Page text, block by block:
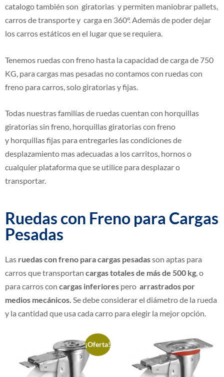
catalogo también son giratorias y permiten maniobrar pallets,
carros de transporte y carga en 360°.Además de poder dejar
los carros estáticos en el lugar que se requiera.
Tenemos ruedas con freno hasta la capacidad de carga de 750
KG, para cargas mas pesadas no contamos con ruedas con
freno para carros, solo giratorias y fijas.
Todas nuestras familias de ruedas cuentan con horquillas
giratorias sin freno, horquillas giratorias con freno
y horquillasfijas para entregarles las condiciones de
desplazamiento mas adecuadas a los carritos, hornos o
cualquier plataforma que se utilice para desplazar o
transportar.
Ruedas con Freno para Cargas
Pesadas
Las ruedas con freno para cargas pesadasson aptas para
carros que transportan cargas totales de más de 500 kg, o
para carros con cargas inferiores pero arrastrados por
medios mecánicos. Se debe considerar el diámetro de la rueda
y la cantidad que usa cada carro para elegir la mejor opción.
¡Oferta!